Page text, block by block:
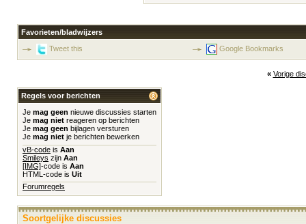
Favorieten/bladwijzers
Tweet this
Google Bookmarks
« Vorige
Regels voor berichten
Je mag geen nieuwe discussies starten
Je mag niet reageren op berichten
Je mag geen bijlagen versturen
Je mag niet je berichten bewerken
vB-code is Aan
Smileys zijn Aan
[IMG]-code is Aan
HTML-code is Uit
Forumregels
Soortgelijke discussies